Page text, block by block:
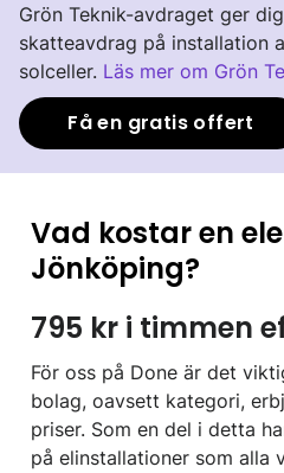
Grön Teknik-avdraget ger
skatteavdrag på installation
solceller. Läs mer om Grön
Få en gratis offert
Vad kostar en
Jönköping?
795 kr i timmen
För oss på Done är det
bolag, oavsett kategori,
priser. Som en del i detta
på elinstallationer som alla